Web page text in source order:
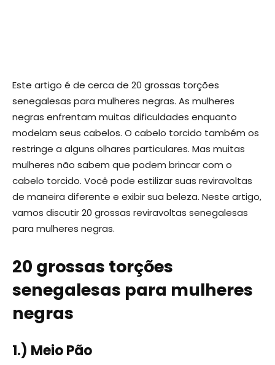
Este artigo é de cerca de 20 grossas torções
senegalesas para mulheres negras. As mulheres
negras enfrentam muitas dificuldades enquanto
modelam seus cabelos. O cabelo torcido também os
restringe a alguns olhares particulares. Mas muitas
mulheres não sabem que podem brincar com o
cabelo torcido. Você pode estilizar suas reviravoltas
de maneira diferente e exibir sua beleza. Neste artigo,
vamos discutir 20 grossas reviravoltas senegalesas
para mulheres negras.
20 grossas torções
senegalesas para mulheres
negras
1.) Meio Pão